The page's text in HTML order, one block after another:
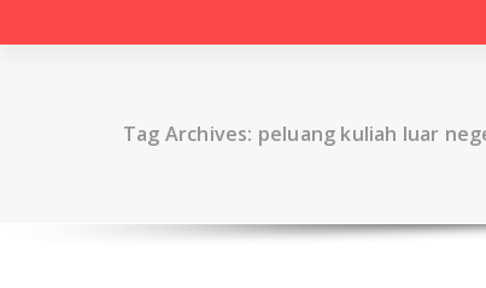
Tag Archives: peluang kuliah luar